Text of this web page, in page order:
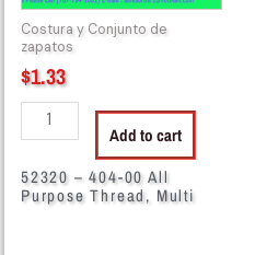
Costura y Conjunto de
zapatos
$1.33
quantity
Add to cart
52320 – 404-00 All
Purpose Thread, Multi